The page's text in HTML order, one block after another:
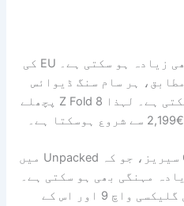
بدقسمتی سے، اس کی قیمت بھی زیادہ ہو سکتی ہے۔ EU کی
ہر سام سنگ ڈیوائس
کے لیے قیمت €100 تک بڑھ سکتی ہے۔ لہذا Z Fold 8 پچھلے
مزید برآں، Galaxy Watch 9 سیریز، جو کہ Unpacked میں
مہنگی بھی ہو سکتی ہے۔
Samsung Electronics اس سال گلیکسی واچ 9 اور اس کے